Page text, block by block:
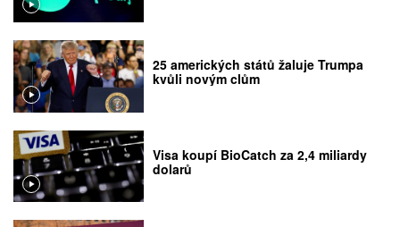
25 amerických států žaluje Trumpa
kvůli novým clům
Visa koupí BioCatch za 2,4 miliardy
dolarů